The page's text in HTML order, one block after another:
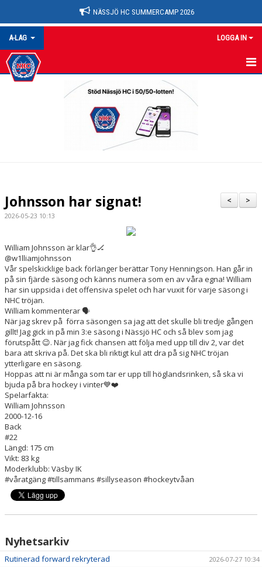
NÄSSJÖ HC SUMMERCAMP 2026
A-LAG LOGGA IN
A-LAG
BILDGALLERI
>
<
Johnsson har signat!
2026-05-23 10:13
William Johnsson är klar👌🏒
@w1lliamjohnsson
Vår spelskicklige back förlänger berättar Tony Henningson. Han går in
på sin fjärde säsong och känns numera som en av våra egna! William
har sin uppsida i det offensiva spelet och har vuxit för varje säsong i
NHC tröjan.
William kommenterar 🗣️
När jag skrev på förra säsongen sa jag att det skulle bli tredje gången
gillt! Jag gick in på min 3:e säsong i Nässjö HC och så blev som jag
förutspått 😉. När jag fick chansen att följa med upp till div 2, var det
bara att skriva på. Det ska bli riktigt kul att dra på sig NHC tröjan
ytterligare en säsong.
Hoppas att ni är många som tar er upp till höglandsrinken, så ska vi
bjuda på bra hockey i vinter💙❤️
Spelarfakta:
William Johnsson
2000-12-16
Back
#22
Längd: 175 cm
Vikt: 83 kg
Moderklubb: Väsby IK
#våratgäng #tillsammans #sillyseason #hockeytvåan
Nyhetsarkiv
Rutinerad forward rekryterad 2026-07-27 10:34